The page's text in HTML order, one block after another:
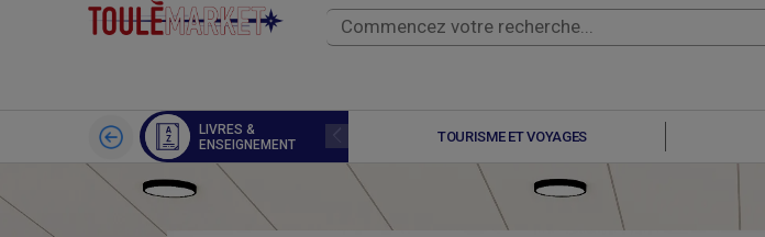
LIVRES &
ENSEIGNEMENT
SPORTS TOURISME ET VOYAGES